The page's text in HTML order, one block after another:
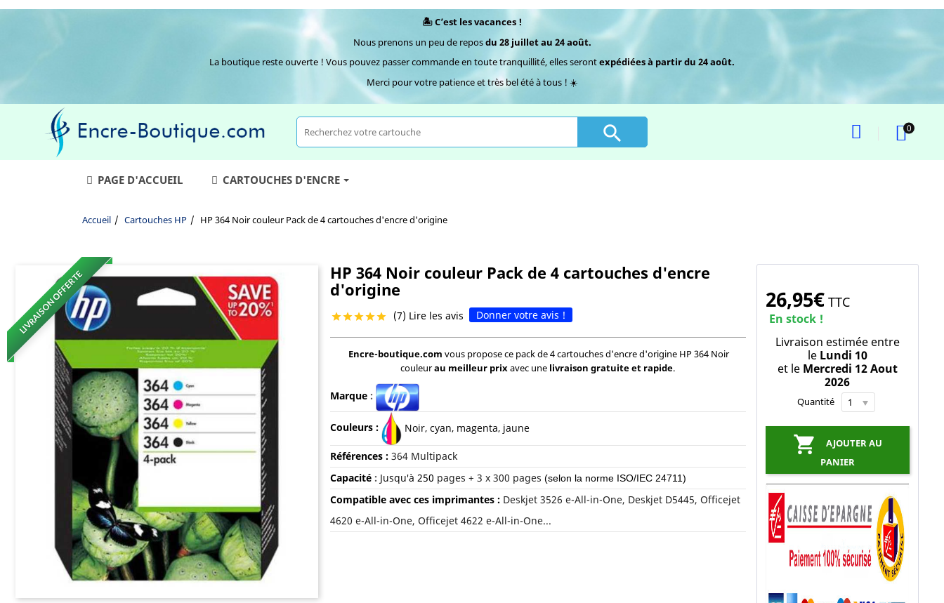
🏝️ C’est les vacances !
Nous prenons un peu de reposdu 28 juillet au 24 août.
La boutique reste ouverte ! Vous pouvez passer commande en toute tranquillité, elles serontexpédiées à partir du 24 août.
Merci pour votre patience et très bel été à tous ! ☀️
 0
PAGE D'ACCUEIL CARTOUCHES D'ENCRE
Accueil Cartouches HP HP 364 Noir couleur Pack de 4 cartouches d'encre d'origine
LIVRAISON OFFERTE
HP 364 Noir couleur Pack de 4 cartouches d'encre
d'origine
 (7) Lire les avis Donner votre avis !
Encre-boutique.com vous propose ce pack de 4 cartouches d'encre d'origine HP 364 Noir
couleurau meilleur prix avec une livraison gratuite et rapide.
Marque:
Couleurs : Noir, cyan, magenta, jaune
Références : 364 Multipack
Capacité: Jusqu'à 250 pages + 3 x 300 pages (selon la norme ISO/IEC 24711)
Compatible avec ces imprimantes : Deskjet 3526 e-All-in-One, Deskjet D5445, Officejet
4620 e-All-in-One, Officejet 4622 e-All-in-One...
26,95€ TTC
En stock !
Livraison estimée entre
le Lundi 10
et le Mercredi 12 Aout
2026
Quantité

AJOUTER AU
PANIER